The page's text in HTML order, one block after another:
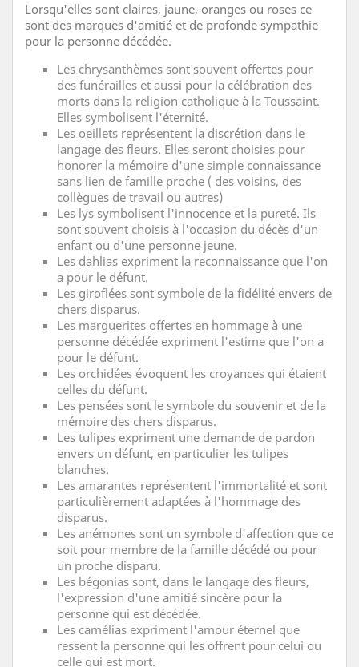
Lorsqu'elles sont claires, jaune, oranges ou roses ce
sont des marques d'amitié et de profonde sympathie
pour la personne décédée.
Les chrysanthèmes sont souvent offertes pour
des funérailles et aussi pour la célébration des
morts dans la religion catholique à la Toussaint.
Elles symbolisent l'éternité.
Les oeillets représentent la discrétion dans le
langage des fleurs. Elles seront choisies pour
honorer la mémoire d'une simple connaissance
sans lien de famille proche ( des voisins, des
collègues de travail ou autres)
Les lys symbolisent l'innocence et la pureté. Ils
sont souvent choisis à l'occasion du décès d'un
enfant ou d'une personne jeune.
Les dahlias expriment la reconnaissance que l'on
a pour le défunt.
Les giroflées sont symbole de la fidélité envers de
chers disparus.
Les marguerites offertes en hommage à une
personne décédée expriment l'estime que l'on a
pour le défunt.
Les orchidées évoquent les croyances qui étaient
celles du défunt.
Les pensées sont le symbole du souvenir et de la
mémoire des chers disparus.
Les tulipes expriment une demande de pardon
envers un défunt, en particulier les tulipes
blanches.
Les amarantes représentent l'immortalité et sont
particulièrement adaptées à l'hommage des
disparus.
Les anémones sont un symbole d'affection que ce
soit pour membre de la famille décédé ou pour
un proche disparu.
Les bégonias sont, dans le langage des fleurs,
l'expression d'une amitié sincère pour la
personne qui est décédée.
Les camélias expriment l'amour éternel que
ressent la personne qui les offrent pour celui ou
celle qui est mort.